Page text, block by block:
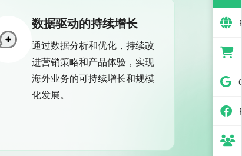
数据驱动的持续增长
通过数据分析和优化，持续改
进营销策略和产品体验，实现
海外业务的可持续增长和规模
化发展。